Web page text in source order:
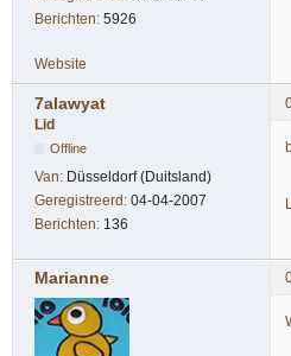
Berichten: 5926
Website
7alawyat
Lid
Offline
Van: Düsseldorf (Duitsland)
Geregistreerd: 04-04-2007
Berichten: 136
Marianne